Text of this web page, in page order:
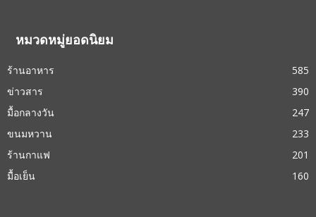
หมวดหมู่ยอดนิยม
ร้านอาหาร
585
ข่าวสาร
390
มื้อกลางวัน
247
ขนมหวาน
233
ร้านกาแฟ
201
มื้อเย็น
160